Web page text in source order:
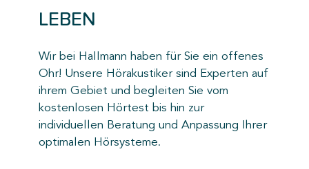
LEBEN
Wir bei Hallmann haben für Sie ein offenes
Ohr! Unsere Hörakustiker sind Experten auf
ihrem Gebiet und begleiten Sie vom
kostenlosen Hörtest bis hin zur
individuellen Beratung und Anpassung Ihrer
optimalen Hörsysteme.